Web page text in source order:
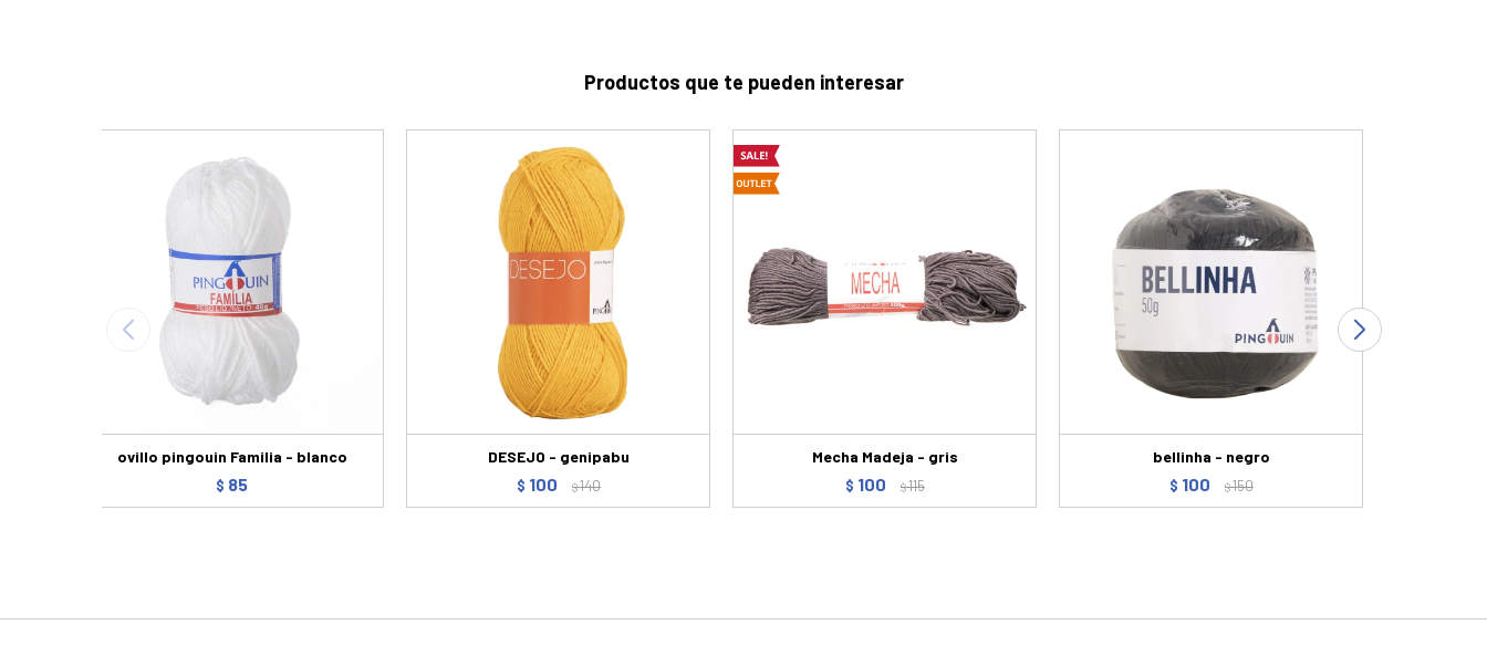
Productos que te pueden interesar
ovillo pingouin Familia - blanco
$ 85
DESEJO - genipabu
$ 100 $140
Mecha Madeja - gris
$ 100 $115
bellinha - negro
$ 100 $150